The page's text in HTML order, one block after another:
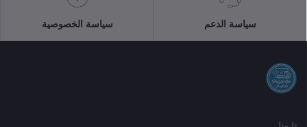
سياسة الدعم سياسة الخصوصية